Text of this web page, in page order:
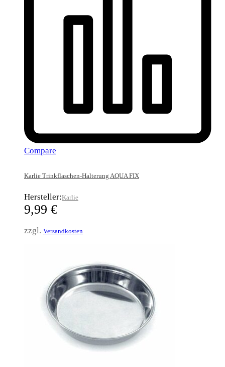
Compare
Karlie Trinkflaschen-Halterung AQUA FIX
Hersteller:Karlie
9,99 €
zzgl. Versandkosten